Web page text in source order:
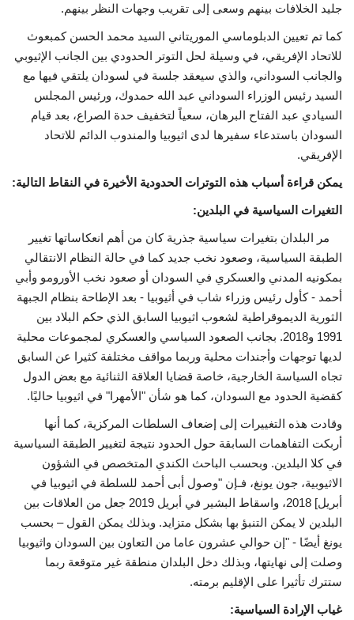
جليد الخلافات بينهم وسعى إلى تقريب وجهات النظر بينهم.
كما تم تعيين الدبلوماسي الموريتاني السيد محمد الحسن كمبعوث
للاتحاد الإفريقي، في وسيلة لحل التوتر الحدودي بين الجانب الإثيوبي
والجانب السوداني، والذي سيعقد جلسة في لسودان يلتقي فيها مع
السيد رئيس الوزراء السوداني عبد الله حمدوك، ورئيس المجلس
السيادي عبد الفتاح البرهان، سعياً لتخفيف حدة الصراع، بعد قيام
السودان باستدعاء سفيرها لدى اثيوبيا والمندوب الدائم للاتحاد
الإفريقي.
يمكن قراءة أسباب هذه التوترات الحدودية الأخيرة في النقاط التالية:
التغيرات السياسية في البلدين:
مر البلدان بتغيرات سياسية جذرية كان من أهم انعكاساتها تغيير
الطبقة السياسية، وصعود نخب جديد كما في حالة النظام الانتقالي
بمكونيه المدني والعسكري في السودان أو صعود نخب الأورومو وأبي
أحمد - كأول رئيس وزراء شاب في أثيوبيا - بعد الإطاحة بنظام الجبهة
الثورية الديموقراطية لشعوب اثيوبيا السابق الذي حكم البلاد بين
1991 و2018. بجانب الصعود السياسي والعسكري لمجموعات محلية
لديها توجهات وأجندات محلية وربما مواقف مختلفة كثيرا عن السابق
تجاه السياسة الخارجية، خاصة قضايا العلاقة الثنائية مع بعض الدول
كقضية الحدود مع السودان، كما هو شأن "الأمهرا" في اثيوبيا حاليًا.
وقادت هذه التغييرات إلى إضعاف السلطات المركزية، كما أنها
أربكت التفاهمات السابقة حول الحدود نتيجة لتغيير الطبقة السياسية
في كلا البلدين. وبحسب الباحث الكندي المتخصص في الشؤون
الاثيوبية، جون يونغ، فـإن "وصول أبى أحمد للسلطة في اثيوبيا في
أبريل] 2018، واسقاط البشير في أبريل 2019 جعل من العلاقات بين
البلدين لا يمكن التنبؤ بها بشكل متزايد. وبذلك يمكن القول – بحسب
يونغ أيضًا - "إن حوالي عشرون عاما من التعاون بين السودان واثيوبيا
وصلت إلى نهايتها، وبذلك دخل البلدان منطقة غير متوقعة ربما
ستترك تأثيرا على الإقليم برمته.
غياب الإرادة السياسية: